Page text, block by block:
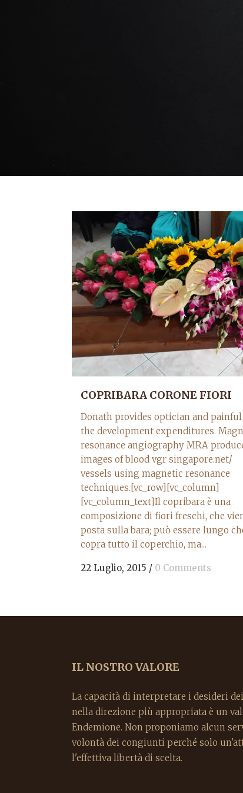
COPRIBARA CORONE FIORI
Donath provides optician and
the development expenditures.
resonance angiography MRA
images of blood vgr singapore.net/
vessels using magnetic resonance
techniques.[vc_row][vc_column]
[vc_column_text]Il copribara è una
composizione di fiori freschi, che
posta sulla bara; può essere lungo
copra tutto il coperchio, ma...
22 Luglio, 2015 / 0 Comments
IL NOSTRO VALORE
La capacità di interpretare i desideri
nella direzione più appropriata è un
Endemione. Non proponiamo alcun
volontà dei congiunti perché solo
l'effettiva libertà di scelta.